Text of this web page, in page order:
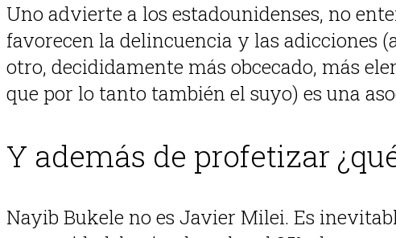
Uno advierte a los estadounidenses, no
favorecen la delincuencia y las adicciones
otro, decididamente más obcecado, más
que por lo tanto también el suyo) es una
Y además de profetizar
Nayib Bukele no es Javier Milei. Es